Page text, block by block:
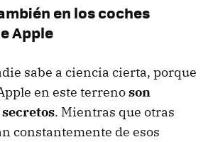
en los coches
Apple
sabe a ciencia cierta, porque
en este terrenoson
. Mientras que otras
constantemente de esos